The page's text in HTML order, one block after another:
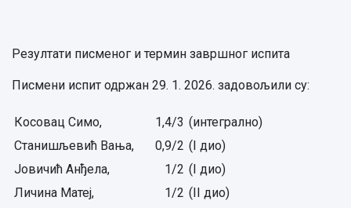
Резултати писменог и термин завршног испита
Писмени испит одржан 29. 1. 2026. задовољили су:
Косовац Симо, 1,4/3 (интегрално)
Станишљевић Вања,
0,9/2 (I дио)
Јовичић Анђела,
1/2 (I дио)
Личина Матеј,
1/2 (II дио)